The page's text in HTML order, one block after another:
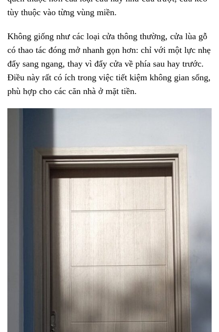
tùy thuộc vào từng vùng miền.
Không giống như các loại cửa thông thường, cửa lùa gỗ
có thao tác đóng mở nhanh gọn hơn: chỉ với một lực nhẹ
đẩy sang ngang, thay vì đẩy cửa về phía sau hay trước.
Điều này rất có ích trong việc tiết kiệm không gian sống,
phù hợp cho các căn nhà ở mặt tiền.